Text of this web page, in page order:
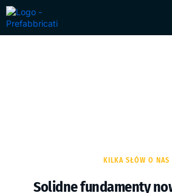
KILKA SŁÓW O NAS
Solidne fundamenty